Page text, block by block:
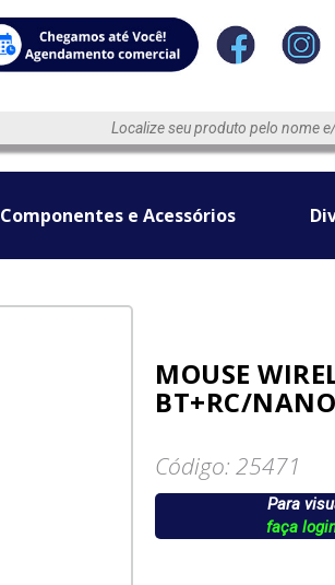
Componentes e Acessórios
MOUSE
BT+RC/
Código: 25471
Para
faça